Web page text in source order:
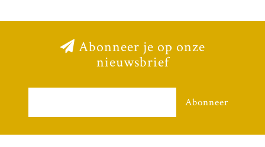
Abonneer je op onze
nieuwsbrief
Abonneer